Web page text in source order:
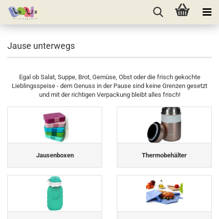
Jause unterwegs
Egal ob Salat, Suppe, Brot, Gemüse, Obst oder die frisch gekochte
Lieblingsspeise - dem Genuss in der Pause sind keine Grenzen gesetzt
und mit der richtigen Verpackung bleibt alles frisch!
Jausenboxen Thermobehälter